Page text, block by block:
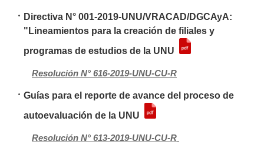
Directiva N° 001-2019-UNU/VRACAD/DGCAyA:
"Lineamientos para la creación de filiales y
programas de estudios de la UNU
Resolución N° 616-2019-UNU-CU-R
Guías para el reporte de avance del proceso de
autoevaluación de la UNU
Resolución N° 613-2019-UNU-CU-R